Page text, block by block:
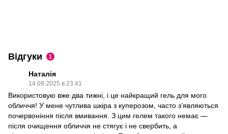
Відгуки 1
Наталія
14.09.2025 в 23:41
Використовую вже два тижні, і це найкращий гель для мого
обличчя! У мене чутлива шкіра з куперозом, часто з’являються
почервоніння після вмивання. З цим гелем такого немає —
після очищення обличчя не стягує і не свербить, а